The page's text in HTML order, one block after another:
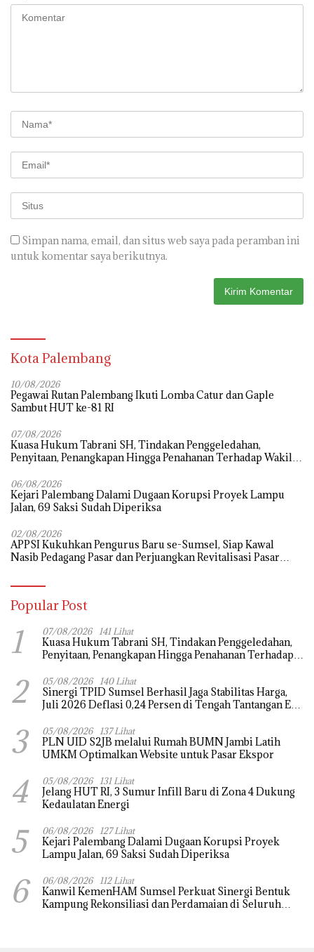
Simpan nama, email, dan situs web saya pada peramban ini
untuk komentar saya berikutnya.
Kota Palembang
10/08/2026
Pegawai Rutan Palembang Ikuti Lomba Catur dan Gaple
Sambut HUT ke-81 RI
07/08/2026
‎Kuasa Hukum Tabrani SH, Tindakan Penggeledahan,
Penyitaan, Penangkapan Hingga Penahanan Terhadap Wakil
06/08/2026
Kejari Palembang Dalami Dugaan Korupsi Proyek Lampu
Jalan, 69 Saksi Sudah Diperiksa
02/08/2026
APPSI Kukuhkan Pengurus Baru se-Sumsel, Siap Kawal
Nasib Pedagang Pasar dan Perjuangkan Revitalisasi Pasar
Popular Post
1 07/08/2026 141 Lihat
‎Kuasa Hukum Tabrani SH, Tindakan Penggeledahan,
Penyitaan, Penangkapan Hingga Penahanan Terhadap
Praperadilan
2 05/08/2026 140 Lihat
Sinergi TPID Sumsel Berhasil Jaga Stabilitas Harga,
Juli 2026 Deflasi 0,24 Persen di Tengah Tantangan El
3 05/08/2026 137 Lihat
PLN UID S2JB melalui Rumah BUMN Jambi Latih
UMKM Optimalkan Website untuk Pasar Ekspor
4 05/08/2026 131 Lihat
Jelang HUT RI, 3 Sumur Infill Baru di Zona 4 Dukung
Kedaulatan Energi
5 06/08/2026 127 Lihat
Kejari Palembang Dalami Dugaan Korupsi Proyek
Lampu Jalan, 69 Saksi Sudah Diperiksa
6 06/08/2026 112 Lihat
Kanwil KemenHAM Sumsel Perkuat Sinergi Bentuk
Kampung Rekonsiliasi dan Perdamaian di Seluruh